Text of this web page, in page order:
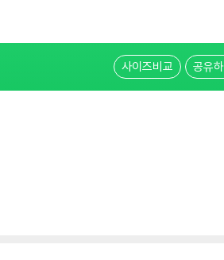
사이즈비교 공유